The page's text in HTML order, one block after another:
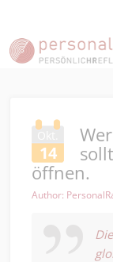
Okt.
14
öffnen.
Author: